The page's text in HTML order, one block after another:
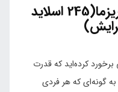
پاورپوینت شخصیت کاریزما(245 اسلاید
کرده‌اید که قدرت
گونه‌ای که هر فردی